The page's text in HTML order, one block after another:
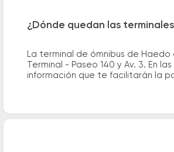
¿Dónde quedan las
La terminal de ómnibus de
Terminal - Paseo 140 y Av. 3. En
información que te facilitarán la